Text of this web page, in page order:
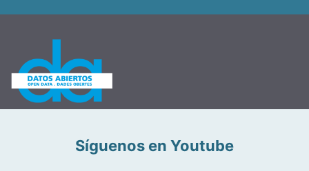
Síguenos en Youtube